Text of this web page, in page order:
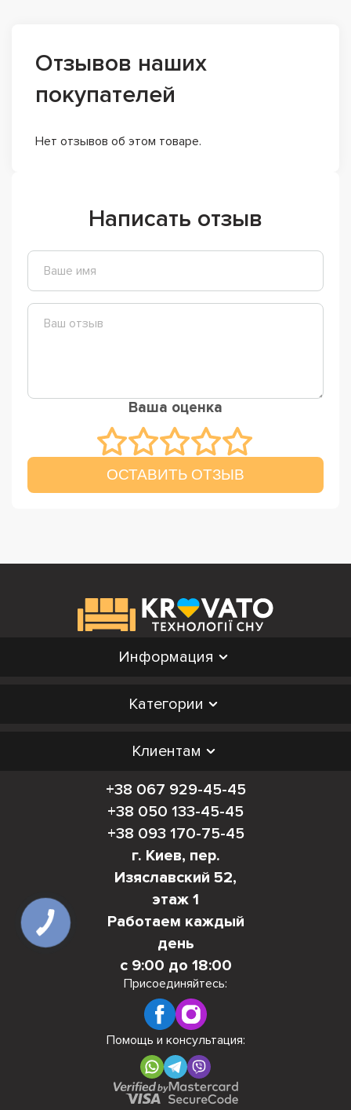
Отзывов наших
покупателей
Нет отзывов об этом товаре.
Написать отзыв
Ваша оценка
ОСТАВИТЬ ОТЗЫВ
Информация
Категории
Клиентам
+38 067 929-45-45
+38 050 133-45-45
+38 093 170-75-45
г. Киев, пер.
Изяславский 52,
этаж 1
Работаем каждый
день
с 9:00 до 18:00
Присоединяйтесь:
Помощь и консультация: